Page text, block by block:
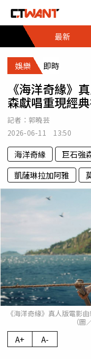
最新
娛樂 即時
《海洋奇緣》
森獻唱重現經
記者： 郭曉芸
2026-06-11 13:50
海洋奇緣 巨石強
凱薩琳拉加阿雅
《海洋奇緣》真人版電影
（圖
A+ A-